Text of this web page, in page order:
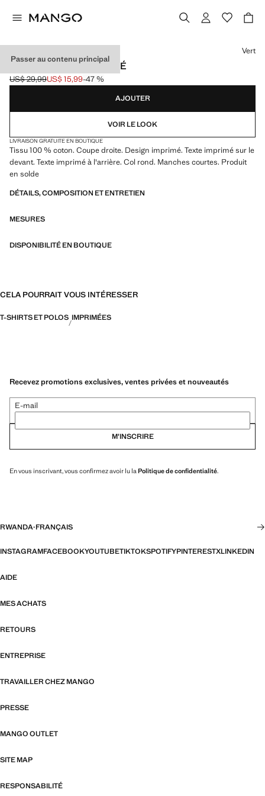
Passer au contenu principal
T-SHIRT COTON IMPRIMÉ
Prix initial barré [US$ 29,99 ]
US$ 29,99
Prix actuel [US$ 15,99 ]
US$ 15,99-47 %
Choisissez une couleur
Vert
AJOUTER
VOIR LE LOOK
LIVRAISON GRATUITE EN BOUTIQUE
Tissu 100 % coton. Coupe droite. Design imprimé. Texte imprimé sur le
devant. Texte imprimé à l'arrière. Col rond. Manches courtes. Produit
en solde
DÉTAILS, COMPOSITION ET ENTRETIEN
MESURES
DISPONIBILITÉ EN BOUTIQUE
CELA POURRAIT VOUS INTÉRESSER
T-SHIRTS ET POLOS IMPRIMÉES
Recevez promotions exclusives, ventes privées et nouveautés
E-mail
M’INSCRIRE
En vous inscrivant, vous confirmez avoir lu la Politique de confidentialité.
RWANDA·FRANÇAIS
INSTAGRAMFACEBOOKYOUTUBETIKTOKSPOTIFYPINTERESTXLINKEDIN
AIDE
MES ACHATS
RETOURS
ENTREPRISE
TRAVAILLER CHEZ MANGO
PRESSE
MANGO OUTLET
SITE MAP
RESPONSABILITÉ